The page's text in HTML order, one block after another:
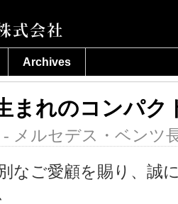
Archives
まれのコンパク
- メルセデス・ベンツ
愛顧を賜り、誠に